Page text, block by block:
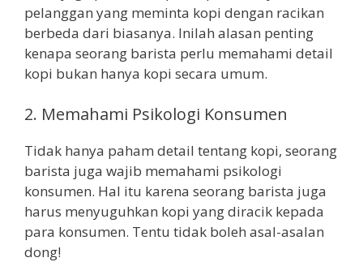
pelanggan yang meminta kopi dengan racikan
berbeda dari biasanya. Inilah alasan penting
kenapa seorang barista perlu memahami detail
kopi bukan hanya kopi secara umum.
2. Memahami Psikologi Konsumen
Tidak hanya paham detail tentang kopi, seorang
barista juga wajib memahami psikologi
konsumen. Hal itu karena seorang barista juga
harus menyuguhkan kopi yang diracik kepada
para konsumen. Tentu tidak boleh asal-asalan
dong!